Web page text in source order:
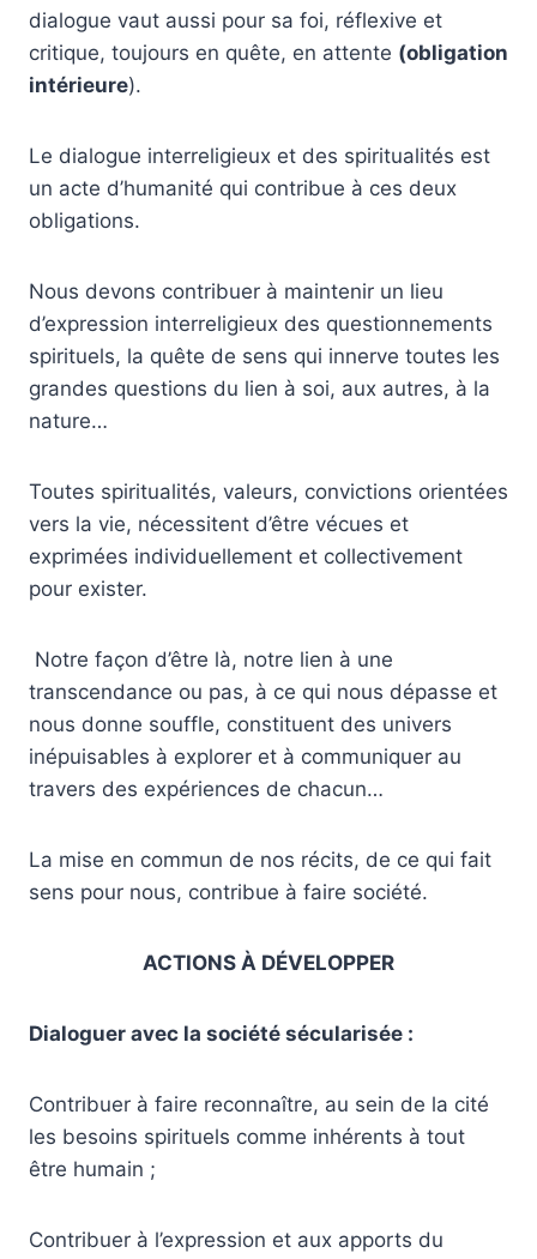
dialogue vaut aussi pour sa foi, réflexive et
critique, toujours en quête, en attente (obligation
intérieure).
Le dialogue interreligieux et des spiritualités est
un acte d’humanité qui contribue à ces deux
obligations.
Nous devons contribuer à maintenir un lieu
d’expression interreligieux des questionnements
spirituels, la quête de sens qui innerve toutes les
grandes questions du lien à soi, aux autres, à la
nature…
Toutes spiritualités, valeurs, convictions orientées
vers la vie, nécessitent d’être vécues et
exprimées individuellement et collectivement
pour exister.
Notre façon d’être là, notre lien à une
transcendance ou pas, à ce qui nous dépasse et
nous donne souffle, constituent des univers
inépuisables à explorer et à communiquer au
travers des expériences de chacun…
La mise en commun de nos récits, de ce qui fait
sens pour nous, contribue à faire société.
ACTIONS À DÉVELOPPER
Dialoguer avec la société sécularisée :
Contribuer à faire reconnaître, au sein de la cité
les besoins spirituels comme inhérents à tout
être humain ;
Contribuer à l’expression et aux apports du